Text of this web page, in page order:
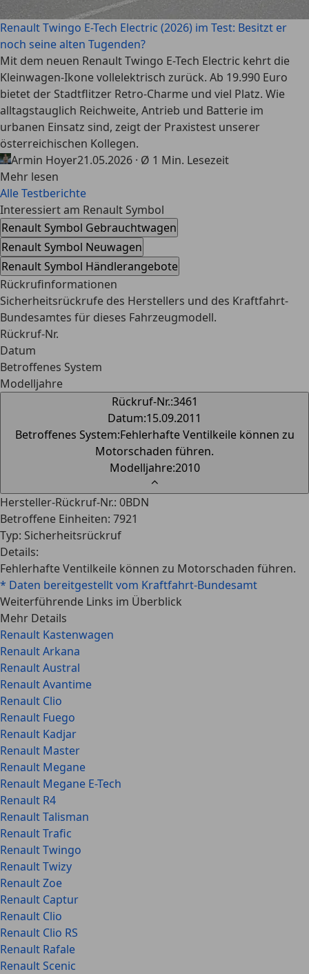
Renault Twingo E-Tech Electric (2026) im Test: Besitzt er
noch seine alten Tugenden?
Mit dem neuen Renault Twingo E-Tech Electric kehrt die
Kleinwagen-Ikone vollelektrisch zurück. Ab 19.990 Euro
bietet der Stadtflitzer Retro-Charme und viel Platz. Wie
alltagstauglich Reichweite, Antrieb und Batterie im
urbanen Einsatz sind, zeigt der Praxistest unserer
österreichischen Kollegen.
Armin Hoyer21.05.2026 · Ø 1 Min. Lesezeit
Mehr lesen
Alle Testberichte
Interessiert am Renault Symbol
Renault Symbol Gebrauchtwagen
Renault Symbol Neuwagen
Renault Symbol Händlerangebote
Rückrufinformationen
Sicherheitsrückrufe des Herstellers und des Kraftfahrt-
Bundesamtes für dieses Fahrzeugmodell.
Rückruf-Nr.
Datum
Betroffenes System
Modelljahre
Rückruf-Nr.:3461
Datum:15.09.2011
Betroffenes System:Fehlerhafte Ventilkeile können zu
Motorschaden führen.
Modelljahre:2010
⌃
Hersteller-Rückruf-Nr.: 0BDN
Betroffene Einheiten: 7921
Typ: Sicherheitsrückruf
Details:
Fehlerhafte Ventilkeile können zu Motorschaden führen.
* Daten bereitgestellt vom Kraftfahrt-Bundesamt
Weiterführende Links im Überblick
Mehr Details
Renault Kastenwagen
Renault Arkana
Renault Austral
Renault Avantime
Renault Clio
Renault Fuego
Renault Kadjar
Renault Master
Renault Megane
Renault Megane E-Tech
Renault R4
Renault Talisman
Renault Trafic
Renault Twingo
Renault Twizy
Renault Zoe
Renault Captur
Renault Clio
Renault Clio RS
Renault Rafale
Renault Scenic